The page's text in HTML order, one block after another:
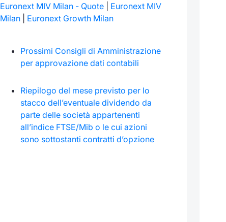
Euronext MIV Milan - Quote
Euronext MIV
Milan
Euronext Growth Milan
Prossimi Consigli di Amministrazione
per approvazione dati contabili
Riepilogo del mese previsto per lo
stacco dell’eventuale dividendo da
parte delle società appartenenti
all’indice FTSE/Mib o le cui azioni
sono sottostanti contratti d’opzione